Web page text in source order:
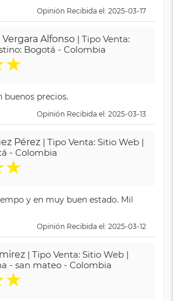
Opinión Recibida el: 2025-03-17
Alfonso | Tipo Venta:
Bogotá - Colombia
★
buenos precios.
Opinión Recibida el: 2025-03-13
Pérez | Tipo Venta: Sitio Web |
- Colombia
★
y en muy buen estado. Mil
Opinión Recibida el: 2025-03-12
| Tipo Venta: Sitio Web |
- san mateo - Colombia
★